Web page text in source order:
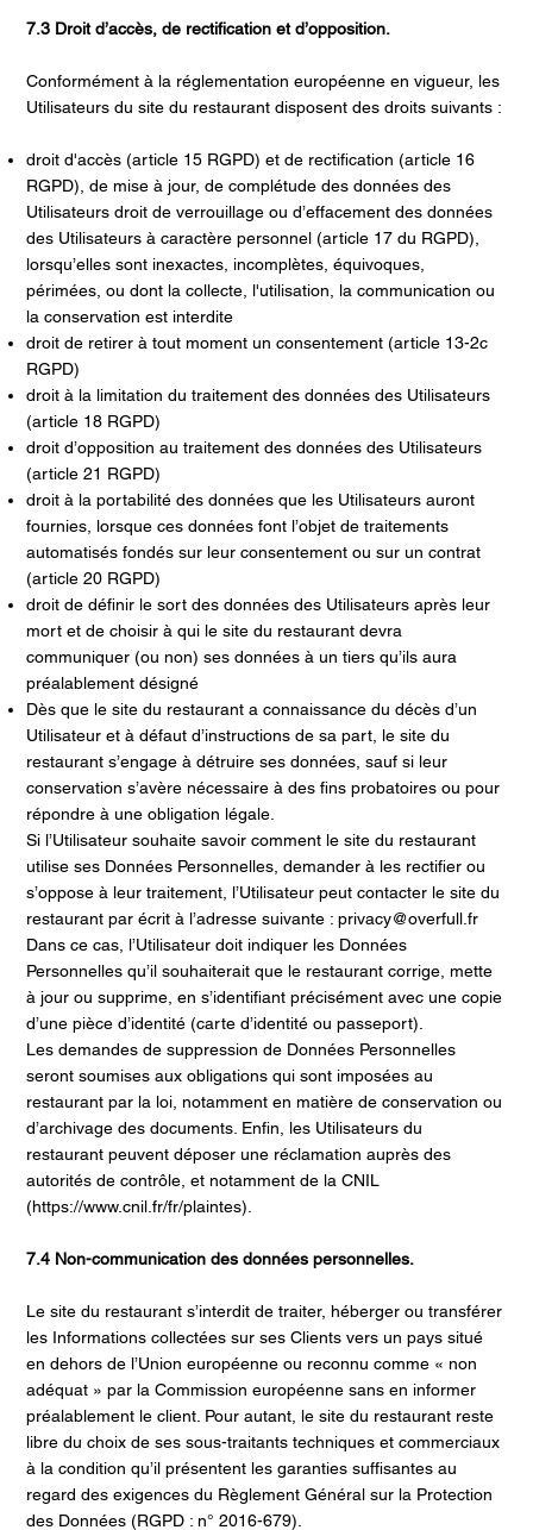
7.3 Droit d’accès, de rectification et d’opposition.
Conformément à la réglementation européenne en vigueur, les
Utilisateurs du site du restaurant disposent des droits suivants :
droit d'accès (article 15 RGPD) et de rectification (article 16
RGPD), de mise à jour, de complétude des données des
Utilisateurs droit de verrouillage ou d’effacement des données
des Utilisateurs à caractère personnel (article 17 du RGPD),
lorsqu’elles sont inexactes, incomplètes, équivoques,
périmées, ou dont la collecte, l'utilisation, la communication ou
la conservation est interdite
droit de retirer à tout moment un consentement (article 13-2c
RGPD)
droit à la limitation du traitement des données des Utilisateurs
(article 18 RGPD)
droit d’opposition au traitement des données des Utilisateurs
(article 21 RGPD)
droit à la portabilité des données que les Utilisateurs auront
fournies, lorsque ces données font l’objet de traitements
automatisés fondés sur leur consentement ou sur un contrat
(article 20 RGPD)
droit de définir le sort des données des Utilisateurs après leur
mort et de choisir à qui le site du restaurant devra
communiquer (ou non) ses données à un tiers qu’ils aura
préalablement désigné
Dès que le site du restaurant a connaissance du décès d’un
Utilisateur et à défaut d’instructions de sa part, le site du
restaurant s’engage à détruire ses données, sauf si leur
conservation s’avère nécessaire à des fins probatoires ou pour
répondre à une obligation légale.
Si l’Utilisateur souhaite savoir comment le site du restaurant
utilise ses Données Personnelles, demander à les rectifier ou
s’oppose à leur traitement, l’Utilisateur peut contacter le site du
restaurant par écrit à l’adresse suivante : privacy@overfull.fr
Dans ce cas, l’Utilisateur doit indiquer les Données
Personnelles qu’il souhaiterait que le restaurant corrige, mette
à jour ou supprime, en s’identifiant précisément avec une copie
d’une pièce d’identité (carte d’identité ou passeport).
Les demandes de suppression de Données Personnelles
seront soumises aux obligations qui sont imposées au
restaurant par la loi, notamment en matière de conservation ou
d’archivage des documents. Enfin, les Utilisateurs du
restaurant peuvent déposer une réclamation auprès des
autorités de contrôle, et notamment de la CNIL
(https://www.cnil.fr/fr/plaintes).
7.4 Non-communication des données personnelles.
Le site du restaurant s’interdit de traiter, héberger ou transférer
les Informations collectées sur ses Clients vers un pays situé
en dehors de l’Union européenne ou reconnu comme « non
adéquat » par la Commission européenne sans en informer
préalablement le client. Pour autant, le site du restaurant reste
libre du choix de ses sous-traitants techniques et commerciaux
à la condition qu’il présentent les garanties suffisantes au
regard des exigences du Règlement Général sur la Protection
des Données (RGPD : n° 2016-679).